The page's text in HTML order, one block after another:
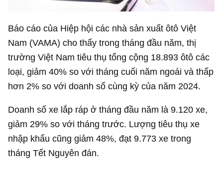
Báo cáo của Hiệp hội các nhà sản xuất ôtô Việt
Nam (VAMA) cho thấy trong tháng đầu năm, thị
trường Việt Nam tiêu thụ tổng cộng 18.893 ôtô các
loại, giảm 40% so với tháng cuối năm ngoái và thấp
hơn 2% so với doanh số cùng kỳ của năm 2024.
Doanh số xe lắp ráp ở tháng đầu năm là 9.120 xe,
giảm 29% so với tháng trước. Lượng tiêu thụ xe
nhập khẩu cũng giảm 48%, đạt 9.773 xe trong
tháng Tết Nguyên đán.